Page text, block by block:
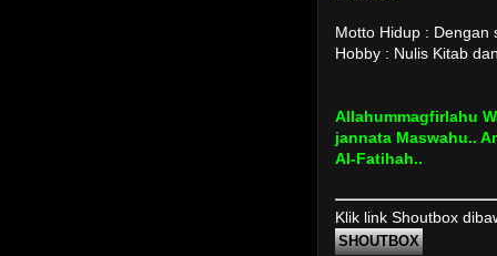
Motto Hidup : Dengan
Hobby : Nulis Kitab
Allahummagfirlahu
jannata Maswahu..
Al-Fatihah..
Klik link Shoutbox
SHOUTBOX